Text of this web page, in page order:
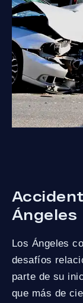
Ángeles
Los Ángeles
desafíos
parte de su
que más de